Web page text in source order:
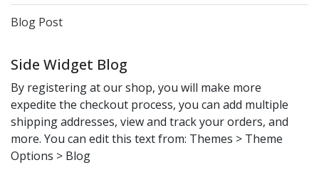
Blog Post
Side Widget Blog
By registering at our shop, you will make more
expedite the checkout process, you can add multiple
shipping addresses, view and track your orders, and
more. You can edit this text from: Themes > Theme
Options > Blog